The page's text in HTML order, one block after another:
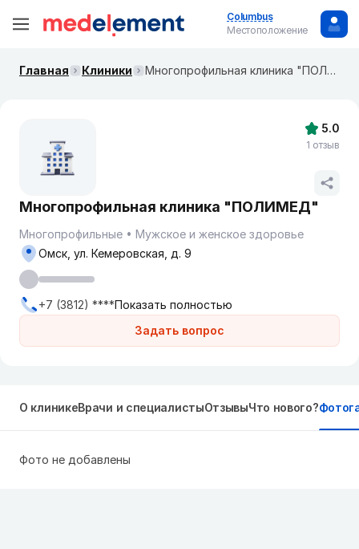
Columbus
Местоположение
Главная Клиники Многопрофильная клиника "ПОЛИМЕД"
Многопрофильная клиника "ПОЛИМЕД"
Многопрофильные Мужское и женское здоровье
Задать вопрос
Омск, ул. Кемеровская, д. 9
+7 (3812) ****Показать полностью
5.0
1 отзыв
О клиникеВрачи и специалистыОтзывыЧто нового?
Фото не добавлены